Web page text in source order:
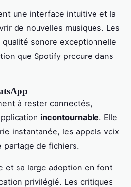
une interface intuitive et la
de nouvelles musiques. Les
sonore exceptionnelle
que Spotify procure dans
à rester connectés,
incontournable. Elle
instantanée, les appels voix
partage de fichiers.
et sa large adoption en font
privilégié. Les critiques